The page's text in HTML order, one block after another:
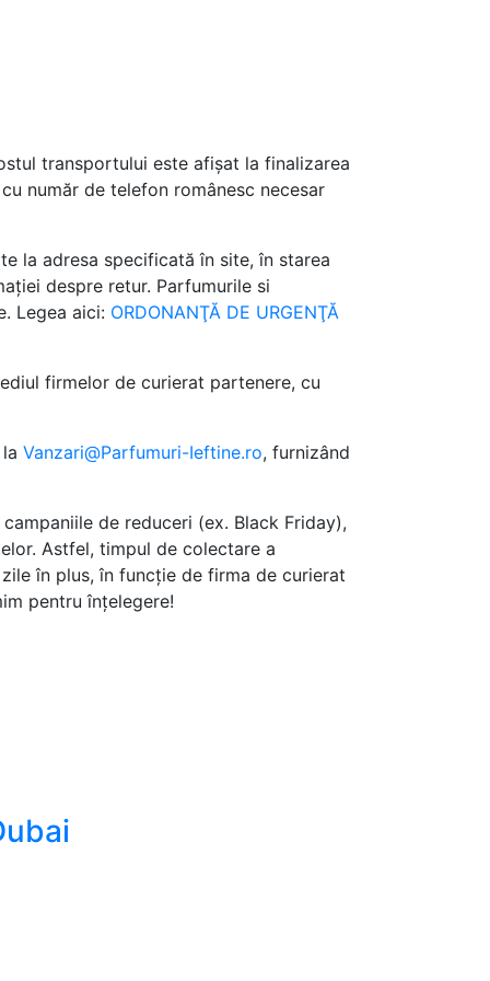
transportului este afișat la finalizarea
număr de telefon românesc necesar
la adresa specificată în site, în starea
despre retur. Parfumurile si
Legea aici: ORDONANŢĂ DE URGENŢĂ
firmelor de curierat partenere, cu
Vanzari@Parfumuri-Ieftine.ro, furnizând
de reduceri (ex. Black Friday),
Astfel, timpul de colectare a
în plus, în funcție de firma de curierat
pentru înțelegere!